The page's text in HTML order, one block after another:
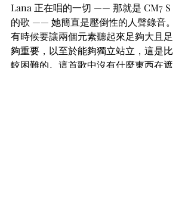
Lana 正在唱的一切 —— 那就是 CM7 S
的歌 —— 她簡直是壓倒性的人聲錄音。
有時候要讓兩個元素聽起來足夠大且足
夠重要，以至於能夠獨立站立，這是比
較困難的。這首歌中沒有什麼東西在遮